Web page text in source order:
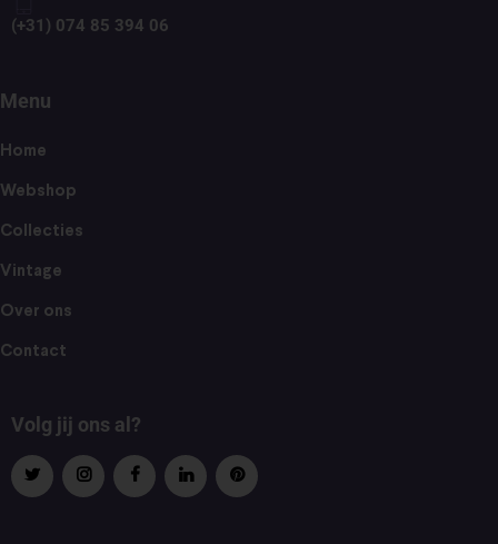
(+31) 074 85 394 06
Menu
Home
Webshop
Collecties
Vintage
Over ons
Contact
Volg jij ons al?